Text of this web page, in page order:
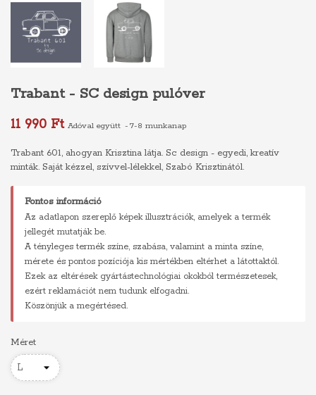
Trabant - SC design pulóver
11 990 Ft Adóval együtt 7-8 munkanap
Trabant 601, ahogyan Krisztina látja. Sc design - egyedi, kreatív
minták. Saját kézzel, szívvel-lélekkel, Szabó Krisztinától.
Fontos információ
Az adatlapon szereplő képek illusztrációk, amelyek a termék
jellegét mutatják be.
A tényleges termék színe, szabása, valamint a minta színe,
mérete és pontos pozíciója kis mértékben eltérhet a látottaktól.
Ezek az eltérések gyártástechnológiai okokból természetesek,
ezért reklamációt nem tudunk elfogadni.
Köszönjük a megértésed.
Méret